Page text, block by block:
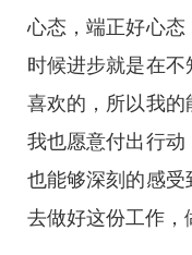
心态，端正好心态
时候进步就是在
喜欢的，所以我的
我也愿意付出行
也能够深刻的感
去做好这份工作，